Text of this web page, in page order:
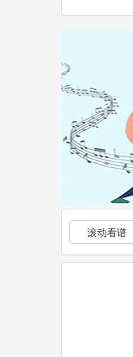
滚动看谱